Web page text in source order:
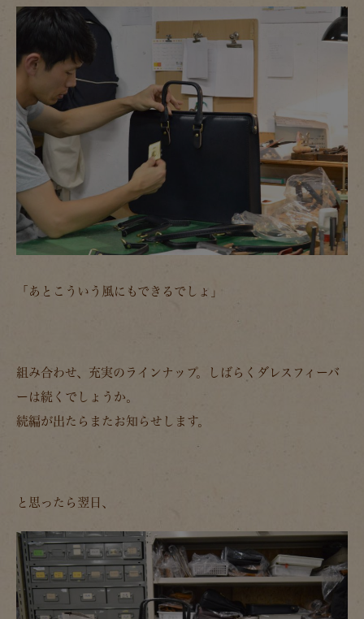
「あとこういう風にもできるでしょ」
組み合わせ、充実のラインナップ。しばらくダレスフィーバ
ーは続くでしょうか。
続編が出たらまたお知らせします。
と思ったら翌日、